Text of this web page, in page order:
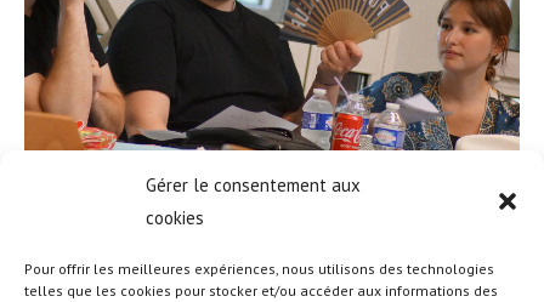
Gérer le consentement aux
cookies
Pour offrir les meilleures expériences, nous utilisons des technologies
telles que les cookies pour stocker et/ou accéder aux informations des